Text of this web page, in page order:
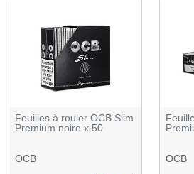
Feuilles à rouler OCB Slim
Premium noire x 50
OCB
OCB